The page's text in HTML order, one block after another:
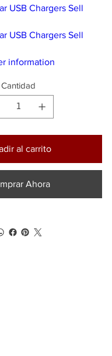
USB Chargers Sell
USB Chargers Sell
information
Cantidad
al carrito
Ahora